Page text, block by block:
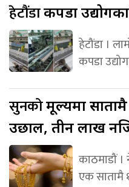
हेटौंडाकपडा
हेटौंडा ।
कपडा
सुनकोमूल्यमा
उछाल, तीन लाख
काठमाडौं
एक सातामै